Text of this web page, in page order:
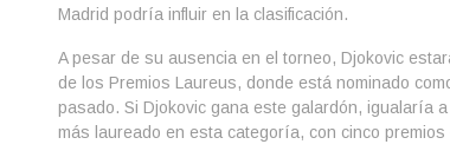
Madrid podría influir en la clasificación.
A pesar de su ausencia en el torneo, Djokovic
de los Premios Laureus, donde está nominado
pasado. Si Djokovic gana este galardón, igualaría
más laureado en esta categoría, con cinco premios